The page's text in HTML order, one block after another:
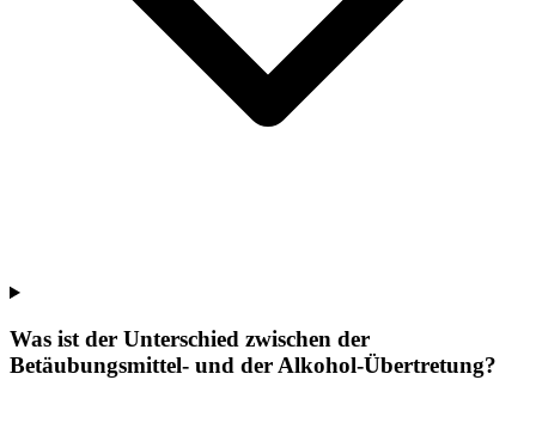
Was ist der Unterschied zwischen der
Betäubungsmittel- und der Alkohol-Übertretung?